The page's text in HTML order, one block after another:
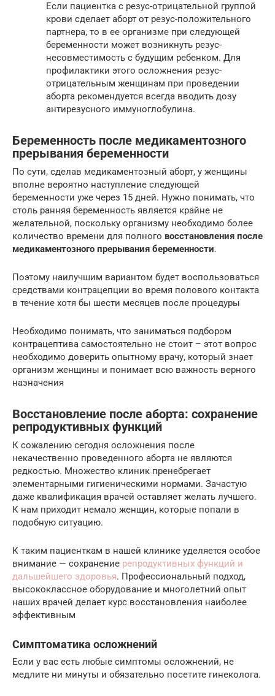
Если пациентка с резус-отрицательной группой
крови сделает аборт от резус-положительного
партнера, то в ее организме при следующей
беременности может возникнуть резус-
несовместимость с будущим ребенком. Для
профилактики этого осложнения резус-
отрицательным женщинам при проведении
аборта рекомендуется всегда вводить дозу
антирезусного иммуноглобулина.
Беременность после медикаментозного
прерывания беременности
По сути, сделав медикаментозный аборт, у женщины
вполне вероятно наступление следующей
беременности уже через 15 дней. Нужно понимать, что
столь ранняя беременность является крайне не
желательной, поскольку организму необходимо более
количество времени для полного восстановления после
медикаментозного прерывания беременности.
Поэтому наилучшим вариантом будет воспользоваться
средствами контрацепции во время полового контакта
в течение хотя бы шести месяцев после процедуры
Необходимо понимать, что заниматься подбором
контрацептива самостоятельно не стоит – этот вопрос
необходимо доверить опытному врачу, который знает
организм женщины и понимает всю важность верного
назначения
Восстановление после аборта: сохранение
репродуктивных функций
К сожалению сегодня осложнения после
некачественно проведенного аборта не являются
редкостью. Множество клиник пренебрегает
элементарными гигиеническими нормами. Зачастую
даже квалификация врачей оставляет желать лучшего.
К нам приходит немало женщин, которые попали в
подобную ситуацию.
К таким пациенткам в нашей клинике уделяется особое
внимание — сохранение репродуктивных функций и
дальшейшего здоровья. Профессиональный подход,
высококлассное оборудование и многолетний опыт
наших врачей делает курс восстановления наиболее
эффективным
Симптоматика осложнений
Если у вас есть любые симптомы осложнений, не
медлите ни минуты и обязательно посетите гинеколога.